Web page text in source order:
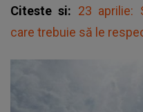
Citeste si: 23 aprilie:
care trebuie să le